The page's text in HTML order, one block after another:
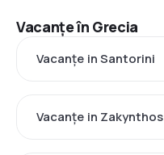
Vacanţe în Grecia
Vacanţe in Santorini
Vacanţe in Zakynthos